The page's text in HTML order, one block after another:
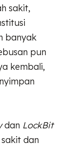
sakit,
banyak
pun
kembali,
dan LockBit
dan